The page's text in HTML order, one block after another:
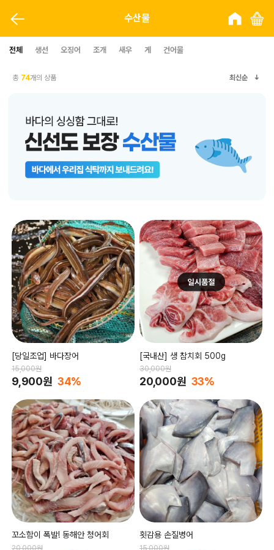
수산물
전체 생선 오징어 조개 새우 게 건어물
총 74개의 상품 최신순
[당일조업] 바다장어
15,000원
9,900원 34%
[국내산] 생 참치회 500g
30,000원
20,000원 33%
꼬소함이 폭발! 동해안 청어회
20,000원
횟감용 손질병어
15,000원